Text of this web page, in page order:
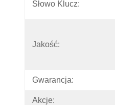
Słowo Klucz:
Jakość:
Gwarancja:
Akcje: